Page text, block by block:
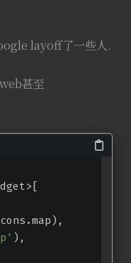
layoff了一些人.
甚至
),